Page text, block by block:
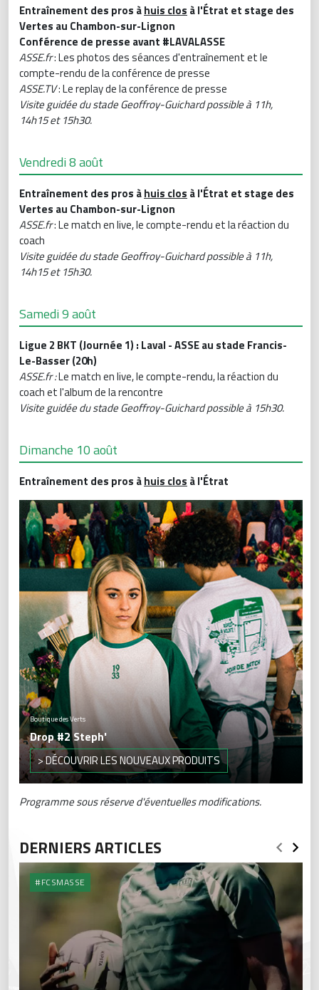
Entraînement des pros àhuis clos à l'Étrat et stage des
Vertes au Chambon-sur-Lignon
Conférence de presse avant #LAVALASSE
ASSE.fr: Les photos des séances d'entraînement et le
compte-rendu de la conférence de presse
ASSE.TV: Le replay de la conférence de presse
Visite guidée du stade Geoffroy-Guichard possible à 11h,
14h15 et 15h30.
Vendredi 8 août
Entraînement des pros àhuis clos à l'Étrat et stage des
Vertes au Chambon-sur-Lignon
ASSE.fr: Le match en live, le compte-rendu et la réaction du
coach
Visite guidée du stade Geoffroy-Guichard possible à 11h,
14h15 et 15h30.
Samedi 9 août
Ligue 2 BKT (Journée 1) : Laval - ASSE au stade Francis-
Le-Basser (20h)
ASSE.fr :Le match en live, le compte-rendu, la réaction du
coach et l'album de la rencontre
Visite guidée du stade Geoffroy-Guichard possible à 15h30.
Dimanche 10 août
Entraînement des pros àhuis clos à l'Étrat
Boutique des Verts
Drop #2 Steph'
> DÉCOUVRIR LES NOUVEAUX PRODUITS
Programme sous réserve d'éventuelles modifications.
DERNIERS ARTICLES
#FCSMASSE